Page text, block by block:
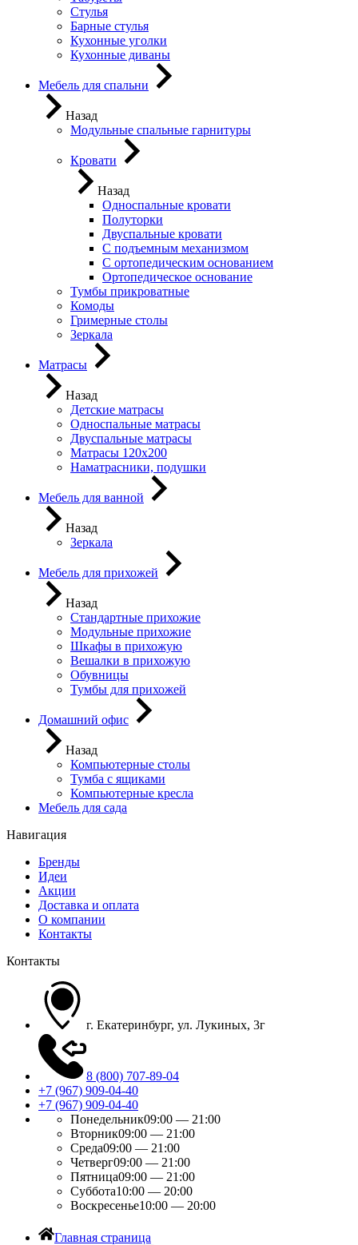
Стулья
Барные стулья
Кухонные уголки
Кухонные диваны
Мебель для спальни
Назад
Модульные спальные гарнитуры
Кровати
Назад
Односпальные кровати
Полуторки
Двуспальные кровати
С подъемным механизмом
С ортопедическим основанием
Ортопедическое основание
Тумбы прикроватные
Комоды
Гримерные столы
Зеркала
Матрасы
Назад
Детские матрасы
Односпальные матрасы
Двуспальные матрасы
Матрасы 120х200
Наматрасники, подушки
Мебель для ванной
Назад
Зеркала
Мебель для прихожей
Назад
Стандартные прихожие
Модульные прихожие
Шкафы в прихожую
Вешалки в прихожую
Обувницы
Тумбы для прихожей
Домашний офис
Назад
Компьютерные столы
Тумба с ящиками
Компьютерные кресла
Мебель для сада
Навигация
Бренды
Идеи
Акции
Доставка и оплата
О компании
Контакты
Контакты
г. Екатеринбург, ул. Лукиных, 3г
8 (800) 707-89-04
+7 (967) 909-04-40
+7 (967) 909-04-40
Понедельник09:00 — 21:00
Вторник09:00 — 21:00
Среда09:00 — 21:00
Четверг09:00 — 21:00
Пятница09:00 — 21:00
Суббота10:00 — 20:00
Воскресенье10:00 — 20:00
Главная страница